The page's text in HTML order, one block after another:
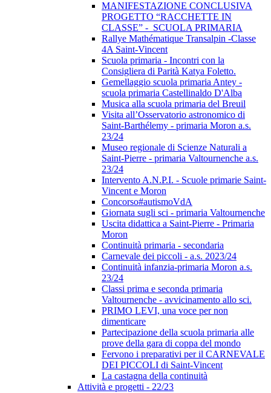
MANIFESTAZIONE CONCLUSIVA
PROGETTO “RACCHETTE IN
CLASSE” - SCUOLA PRIMARIA
Rallye Mathématique Transalpin -Classe
4A Saint-Vincent
Scuola primaria - Incontri con la
Consigliera di Parità Katya Foletto.
Gemellaggio scuola primaria Antey -
scuola primaria Castellinaldo D'Alba
Musica alla scuola primaria del Breuil
Visita all’Osservatorio astronomico di
Saint-Barthélemy - primaria Moron a.s.
23/24
Museo regionale di Scienze Naturali a
Saint-Pierre - primaria Valtournenche a.s.
23/24
Intervento A.N.P.I. - Scuole primarie Saint-
Vincent e Moron
Concorso#autismoVdA
Giornata sugli sci - primaria Valtournenche
Uscita didattica a Saint-Pierre - Primaria
Moron
Continuità primaria - secondaria
Carnevale dei piccoli - a.s. 2023/24
Continuità infanzia-primaria Moron a.s.
23/24
Classi prima e seconda primaria
Valtournenche - avvicinamento allo sci.
PRIMO LEVI, una voce per non
dimenticare
Partecipazione della scuola primaria alle
prove della gara di coppa del mondo
Fervono i preparativi per il CARNEVALE
DEI PICCOLI di Saint-Vincent
La castagna della continuità
Attività e progetti - 22/23